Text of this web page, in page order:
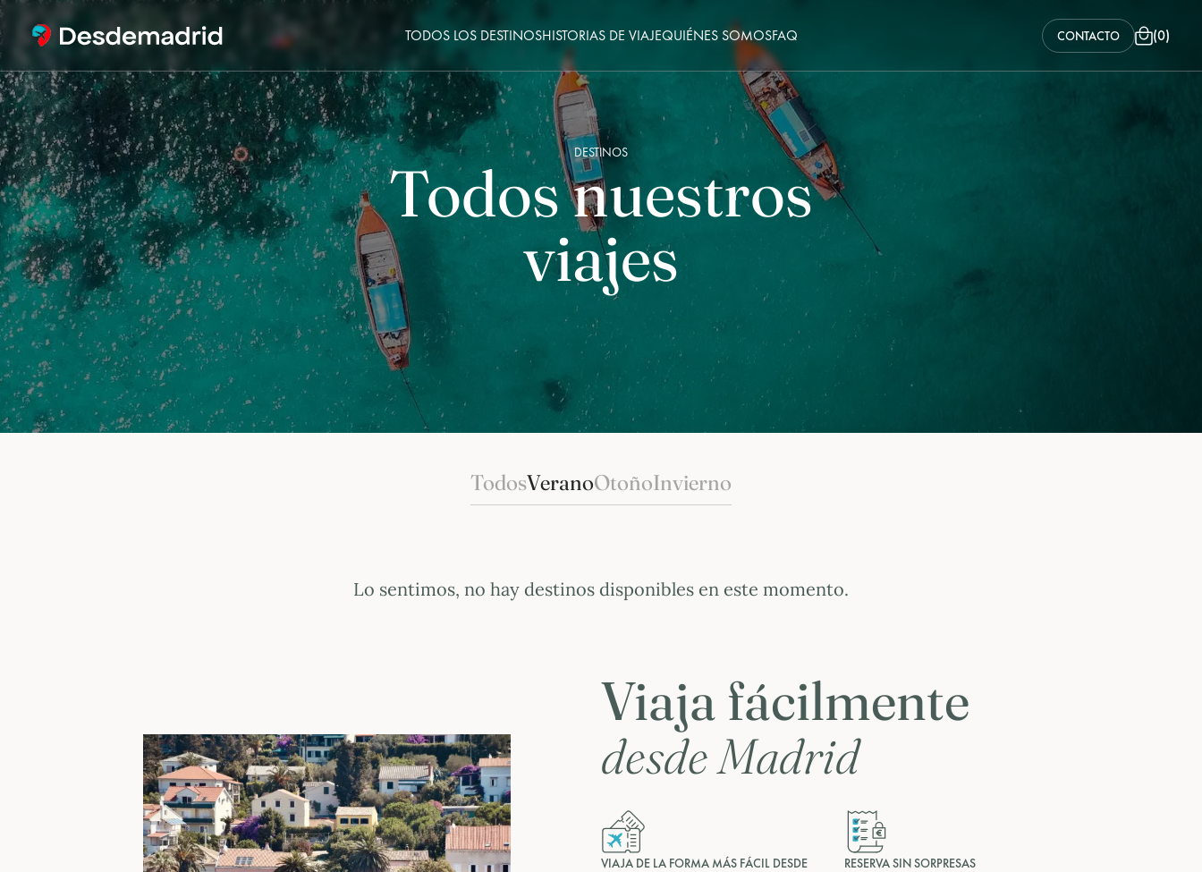
TODOS LOS DESTINOSHISTORIAS DE VIAJEQUIÉNES SOMOSFAQ CONTACTO (0)
DESTINOS
Todos nuestros
viajes
TodosVeranoOtoñoInvierno
Lo sentimos, no hay destinos disponibles en este momento.
Viaja fácilmente
desde Madrid
VIAJA DE LA FORMA MÁS FÁCIL DESDE
RESERVA SIN SORPRESAS